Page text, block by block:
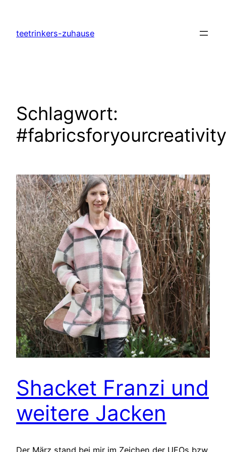
springen
teetrinkers-zuhause
Schlagwort:
#fabricsforyourcreativity
Shacket Franzi und
weitere Jacken
Der März stand bei mir im Zeichen der UFOs bzw.